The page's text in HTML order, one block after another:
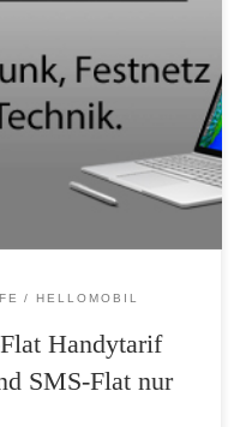
für 19,99 Euro sichern
seine beliebte Allnet-Flat
der üblichen 1,5 GB
jetzt zugreifen, dauerhaft
HELLOMOBIL
Handytarif
SMS-Flat nur